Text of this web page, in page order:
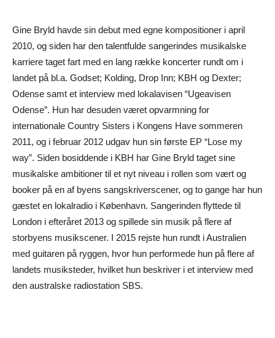
Gine Bryld havde sin debut med egne kompositioner i april
2010, og siden har den talentfulde sangerindes musikalske
karriere taget fart med en lang række koncerter rundt om i
landet på bl.a. Godset; Kolding, Drop Inn; KBH og Dexter;
Odense samt et interview med lokalavisen “Ugeavisen
Odense”. Hun har desuden været opvarmning for
internationale Country Sisters i Kongens Have sommeren
2011, og i februar 2012 udgav hun sin første EP “Lose my
way”. Siden bosiddende i KBH har Gine Bryld taget sine
musikalske ambitioner til et nyt niveau i rollen som vært og
booker på en af byens sangskriverscener, og to gange har hun
gæstet en lokalradio i København. Sangerinden flyttede til
London i efteråret 2013 og spillede sin musik på flere af
storbyens musikscener. I 2015 rejste hun rundt i Australien
med guitaren på ryggen, hvor hun performede hun på flere af
landets musiksteder, hvilket hun beskriver i et interview med
den australske radiostation SBS.